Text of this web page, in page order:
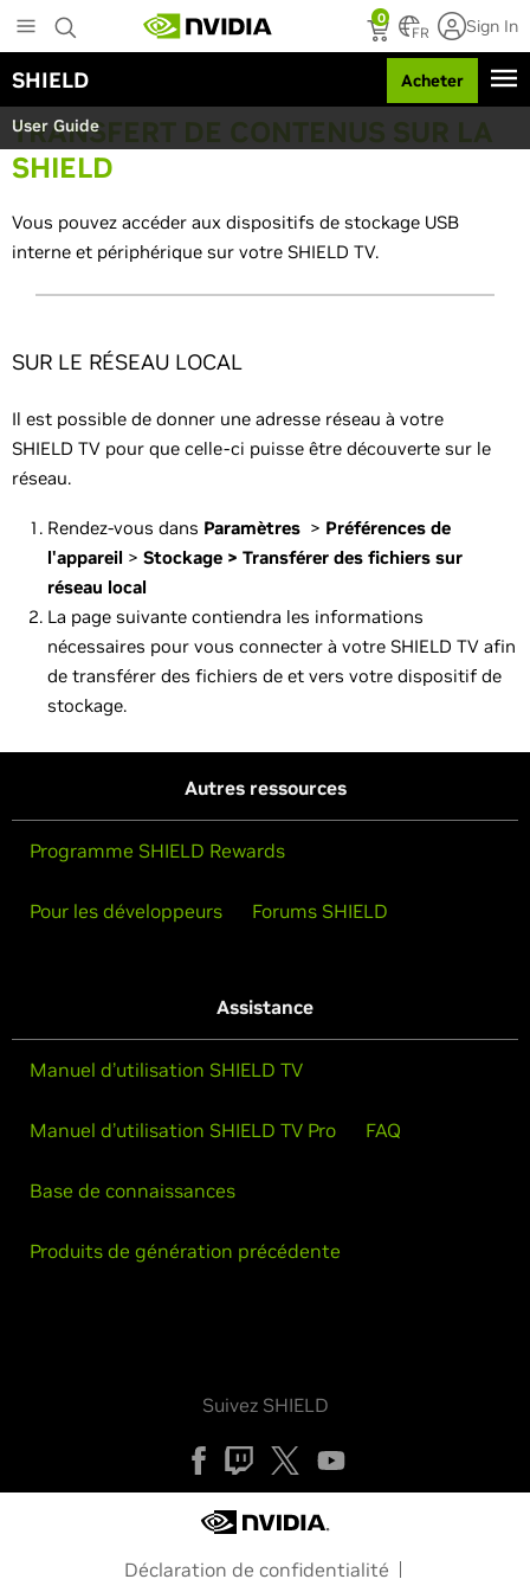
i
t
m
0
FR Sign In
SHIELD Acheter
User Guide
TRANSFERT DE CONTENUS SUR LA
SHIELD
Vous pouvez accéder aux dispositifs de stockage USB
interne et périphérique sur votre SHIELD TV.
SUR LE RÉSEAU LOCAL
Il est possible de donner une adresse réseau à votre
SHIELD TV pour que celle-ci puisse être découverte sur le
réseau.
Rendez-vous dans Paramètres > Préférences de
l'appareil > Stockage > Transférer des fichiers sur
réseau local
La page suivante contiendra les informations
nécessaires pour vous connecter à votre SHIELD TV afin
de transférer des fichiers de et vers votre dispositif de
stockage.
Autres ressources
Programme SHIELD Rewards
Pour les développeurs Forums SHIELD
Assistance
Manuel d’utilisation SHIELD TV
Manuel d’utilisation SHIELD TV Pro FAQ
Base de connaissances
Produits de génération précédente
Suivez SHIELD
Déclaration de confidentialité